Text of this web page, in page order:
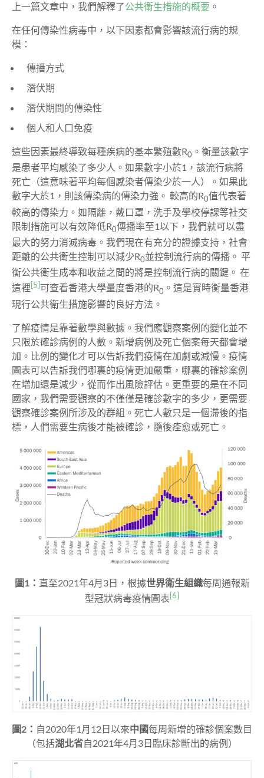
上一篇文章中，我們解釋了公共衛生措施的概要 。
在任何傳染性病毒中，以下因素都會影響該流行病的規
模：
傳播方式
潛伏期
潛伏期間的傳染性
個人和人口免疫
這些因素最終導致每種疾病的基本繁殖數R0 。衡量該數字
是患者平均感染了多少人。如果數字小於1，該流行病將
死亡（這意味著平均每個感染者傳染少於一人）。如果此
數字大於1，則該傳染病的傳染力強。 較高的R0值代表著
較高的傳染力。如隔離，戴口罩，洗手及學校停課等社交
限制措施可以有效降低R0傳播率至1以下，我們就可以盡
最大的努力消滅病毒。我們現在有充分的證據支持，社會
距離的公共衛生控制可以減少R0並控制流行病的傳播。 平
衡公共衛生成本和收益之間的將是控制流行病的關鍵。 在
這裡[5]可查看香港大學量度香港的R0 。這是實時衡量香港
現行公共衛生措施影響的良好方法。
了解疫情是靠著數學與數據。我們應觀察案例的變化並不
只限於確診病例的人數。新增病例及死亡個案每天都會增
加。比例的變化才可以告訴我們疫情在加劇或減慢。疫情
圖表可以告訴我們哪裏的疫情更加嚴重，哪裏的確診案例
在增加還是減少，從而作出風險評估。更重要的是在不同
國家，我們需要觀察的不僅僅是確診數字的多少，更需要
觀察確診案例所涉及的群組。死亡人數只是一個滯後的指
標，人們需要生病後才能被確診，隨後痊愈或死亡。
圖1： 直至2021年4月3日，根據世界衛生組織每周通報新
型冠狀病毒疫情圖表[6]
圖2 ： 自2020年1月12日以來中國每周新增的確診個案數目
（包括湖北省自2021年4月3日臨床診斷出的病例）